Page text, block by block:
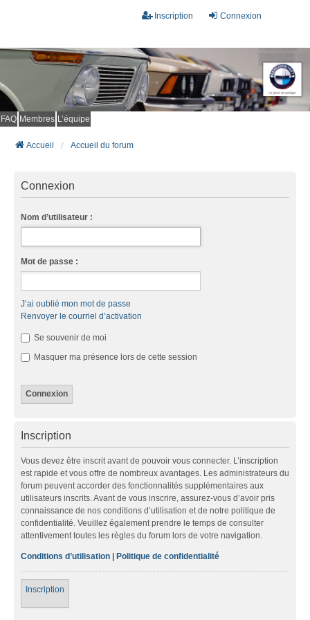
Connexion
Inscription
FAQ Membres L’équipe
Accueil Accueil du forum
Connexion
Nom d’utilisateur :
Mot de passe :
J’ai oublié mon mot de passe
Renvoyer le courriel d’activation
Se souvenir de moi
Masquer ma présence lors de cette session
Inscription
Vous devez être inscrit avant de pouvoir vous connecter. L’inscription
est rapide et vous offre de nombreux avantages. Les administrateurs du
forum peuvent accorder des fonctionnalités supplémentaires aux
utilisateurs inscrits. Avant de vous inscrire, assurez-vous d’avoir pris
connaissance de nos conditions d’utilisation et de notre politique de
confidentialité. Veuillez également prendre le temps de consulter
attentivement toutes les règles du forum lors de votre navigation.
Conditions d’utilisation | Politique de confidentialité
Inscription